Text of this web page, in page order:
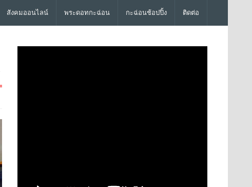
สังคมออนไลน์ พระดอทกะฉ่อน กะฉ่อนช้อปปิ้ง ติดต่อ